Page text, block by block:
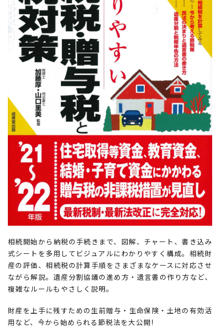
相続開始から納税の手続きまで、図解、チャート、書き込み
式シートを多用してビジュアルにわかりやすく構成。相続財
産の評価、相続税の計算手順をさまざまなケースに対応させ
ながら解説。遺産分割協議の進め方・遺言書の作り方など、
複雑なルールもやさしく説明。
財産を上手に残すための生前贈与・生命保険・土地の有効活
用など、今から始められる節税法を大公開!